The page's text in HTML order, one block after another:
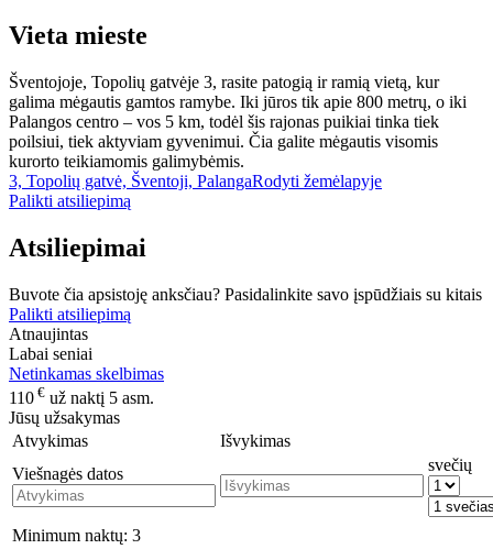
Vieta mieste
Šventojoje, Topolių gatvėje 3, rasite patogią ir ramią vietą, kur
galima mėgautis gamtos ramybe. Iki jūros tik apie 800 metrų, o iki
Palangos centro – vos 5 km, todėl šis rajonas puikiai tinka tiek
poilsiui, tiek aktyviam gyvenimui. Čia galite mėgautis visomis
kurorto teikiamomis galimybėmis.
3, Topolių gatvė, Šventoji, PalangaRodyti žemėlapyje
Palikti atsiliepimą
Atsiliepimai
Buvote čia apsistoję anksčiau? Pasidalinkite savo įspūdžiais su kitais
Palikti atsiliepimą
Atnaujintas
Labai seniai
Netinkamas skelbimas
110 € už naktį 5 asm.
Jūsų užsakymas
Atvykimas
Išvykimas
Viešnagės datos
svečių
Minimum naktų: 3